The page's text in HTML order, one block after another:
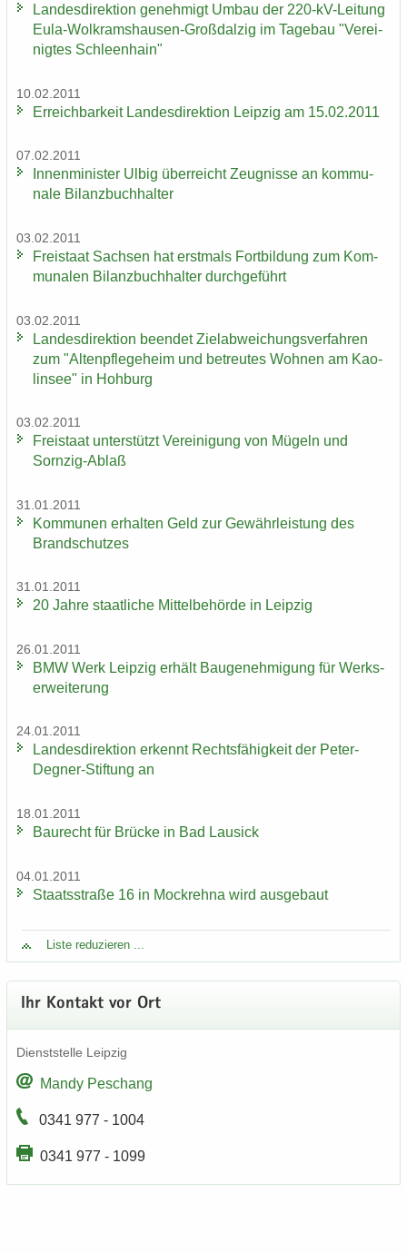
Lan­des­di­rek­ti­on ge­neh­migt Umbau der 220-​kV-Leitung
Eula-​Wolkramshausen-Großdalzig im Ta­ge­bau "Ver­ei­
nig­tes Schleen­hain"
10.02.2011
Er­reich­bar­keit Lan­des­di­rek­ti­on Leip­zig am 15.02.2011
07.02.2011
In­nen­mi­nis­ter Ulbig über­reicht Zeug­nis­se an kom­mu­
na­le Bi­lanz­buch­hal­ter
03.02.2011
Frei­staat Sach­sen hat erst­mals Fort­bil­dung zum Kom­
mu­na­len Bi­lanz­buch­hal­ter durch­ge­führt
03.02.2011
Lan­des­di­rek­ti­on be­en­det Ziel­ab­wei­chungs­ver­fah­ren
zum "Al­ten­pfle­ge­heim und be­treu­tes Woh­nen am Kao­
lin­see" in Hoh­burg
03.02.2011
Frei­staat un­ter­stützt Ver­ei­ni­gung von Mü­geln und
Sornzig-​Ablaß
31.01.2011
Kom­mu­nen er­hal­ten Geld zur Ge­währ­leis­tung des
Brand­schut­zes
31.01.2011
20 Jahre staat­li­che Mit­tel­be­hör­de in Leip­zig
26.01.2011
BMW Werk Leip­zig er­hält Bau­ge­neh­mi­gung für Werks­
er­wei­te­rung
24.01.2011
Lan­des­di­rek­ti­on er­kennt Rechts­fä­hig­keit der Peter-​
Degner-Stiftung an
18.01.2011
Bau­recht für Brü­cke in Bad Lau­sick
04.01.2011
Staats­stra­ße 16 in Mock­reh­na wird aus­ge­baut
Liste re­du­zie­ren ...
Ihr Kon­takt vor Ort
Dienst­stel­le Leip­zig
Mandy Peschang
0341 977 - 1004
0341 977 - 1099